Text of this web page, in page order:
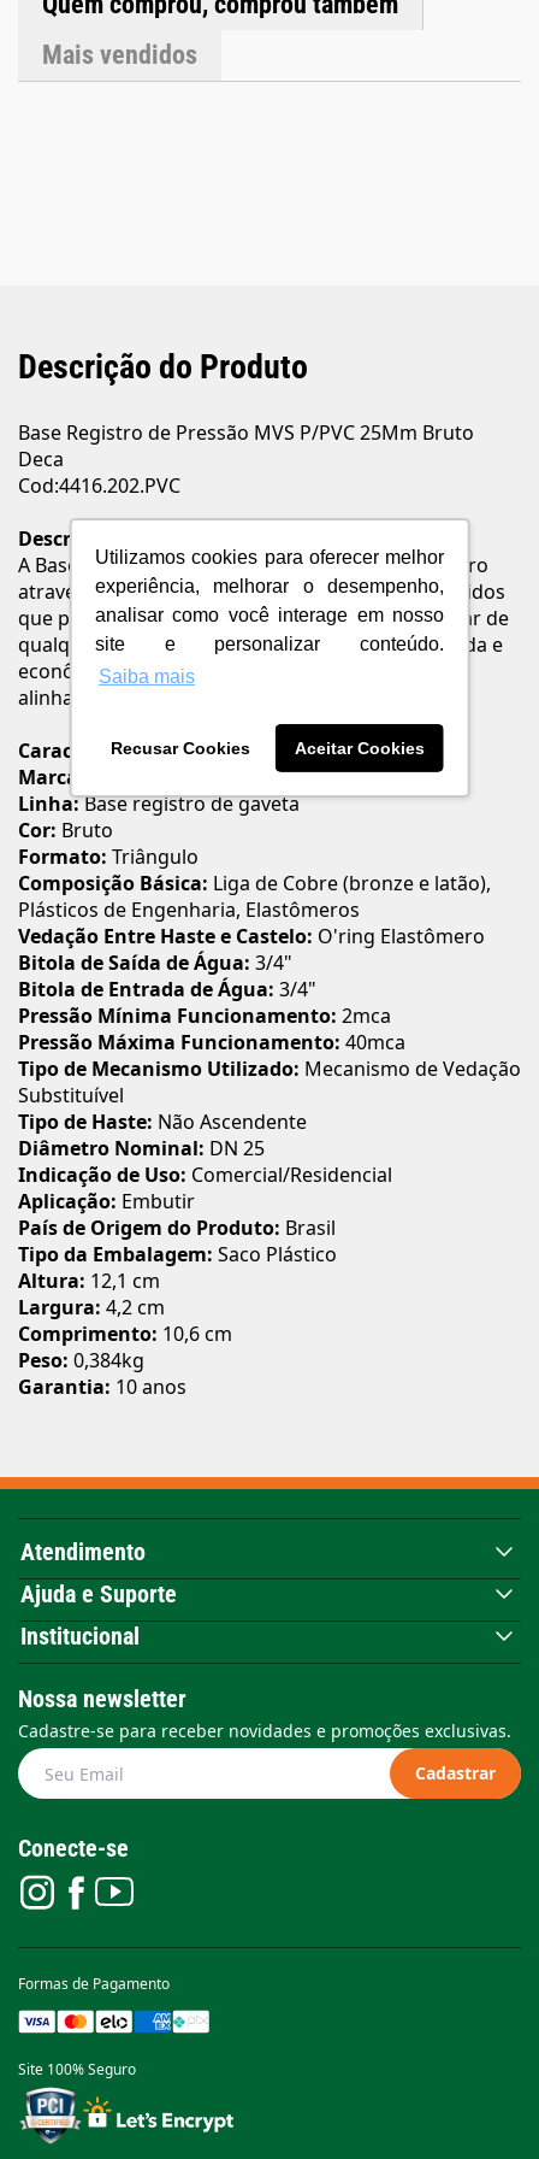
Utilizamos cookies para oferecer melhor
experiência, melhorar o desempenho,
analisar como você interage em nosso
site e personalizar conteúdo.
Saiba mais
Recusar Cookies Aceitar Cookies
Mais vendidos
Descrição do Produto
Base Registro de Pressão MVS P/PVC 25Mm Bruto
Deca
Cod:4416.202.PVC
Descrição
A Base Fácil Deca é a inovação em bases de registro
através da tecnologia de anéis conectores embutidos
que permite a conexão às tubulações sem precisar de
qualquer tipo de adaptador e de forma mais rápida e
econômica. Além disso, possibilita a correção do
alinhamento após a instalação.
Característica
Marca:
Linha:Base registro de gaveta
Cor: Bruto
Formato: Triângulo
Composição Básica: Liga de Cobre (bronze e latão),
Plásticos de Engenharia, Elastômeros
Vedação Entre Haste e Castelo: O'ring Elastômero
Bitola de Saída de Água: 3/4"
Bitola de Entrada de Água: 3/4"
Pressão Mínima Funcionamento: 2mca
Pressão Máxima Funcionamento: 40mca
Tipo de Mecanismo Utilizado: Mecanismo de Vedação
Substituível
Tipo de Haste: Não Ascendente
Diâmetro Nominal: DN 25
Indicação de Uso: Comercial/Residencial
Aplicação: Embutir
País de Origem do Produto: Brasil
Tipo da Embalagem: Saco Plástico
Altura: 12,1 cm
Largura: 4,2 cm
Comprimento: 10,6 cm
Peso: 0,384kg
Garantia: 10 anos
Atendimento
Ajuda e Suporte
Institucional
Nossa newsletter
Cadastre-se para receber novidades e promoções exclusivas.
Cadastrar
Conecte-se
Formas de Pagamento
Site 100% Seguro